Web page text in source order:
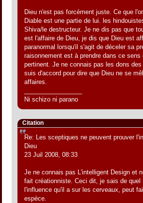
Dieu n'est pas forcément juste. Ce que
Diable est une partie de lui. les
Shiva/le destructeur. Je ne dis pas que
est l'affaire de Dieu, je dis que Dieu est
paranormal lorsqu'il s'agit de déceler sa
raisonnement est à prendre dans ce
pertinent. Je ne connais pas les dons
suis d'accord pour dire que Dieu ne se
affaires.
Ni schizo ni parano
Citation
Re: Les sceptiques ne peuvent prouver
Dieu
23 Juil 2008, 08:33
Je ne connais pas L'intelligent Design et
fait créationniste. Ceci dit, je sais de quel
l'influence qu'il a sur les cerveaux, peut
espèce.